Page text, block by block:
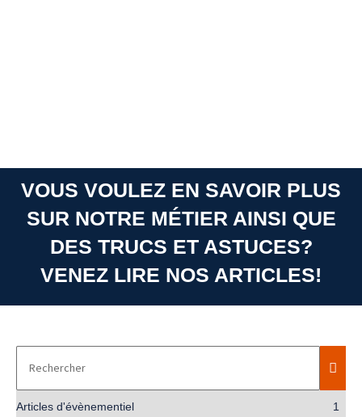
VOUS VOULEZ EN SAVOIR PLUS
SUR NOTRE MÉTIER AINSI QUE
DES TRUCS ET ASTUCES?
VENEZ LIRE NOS ARTICLES!
Articles d'évènementiel 1